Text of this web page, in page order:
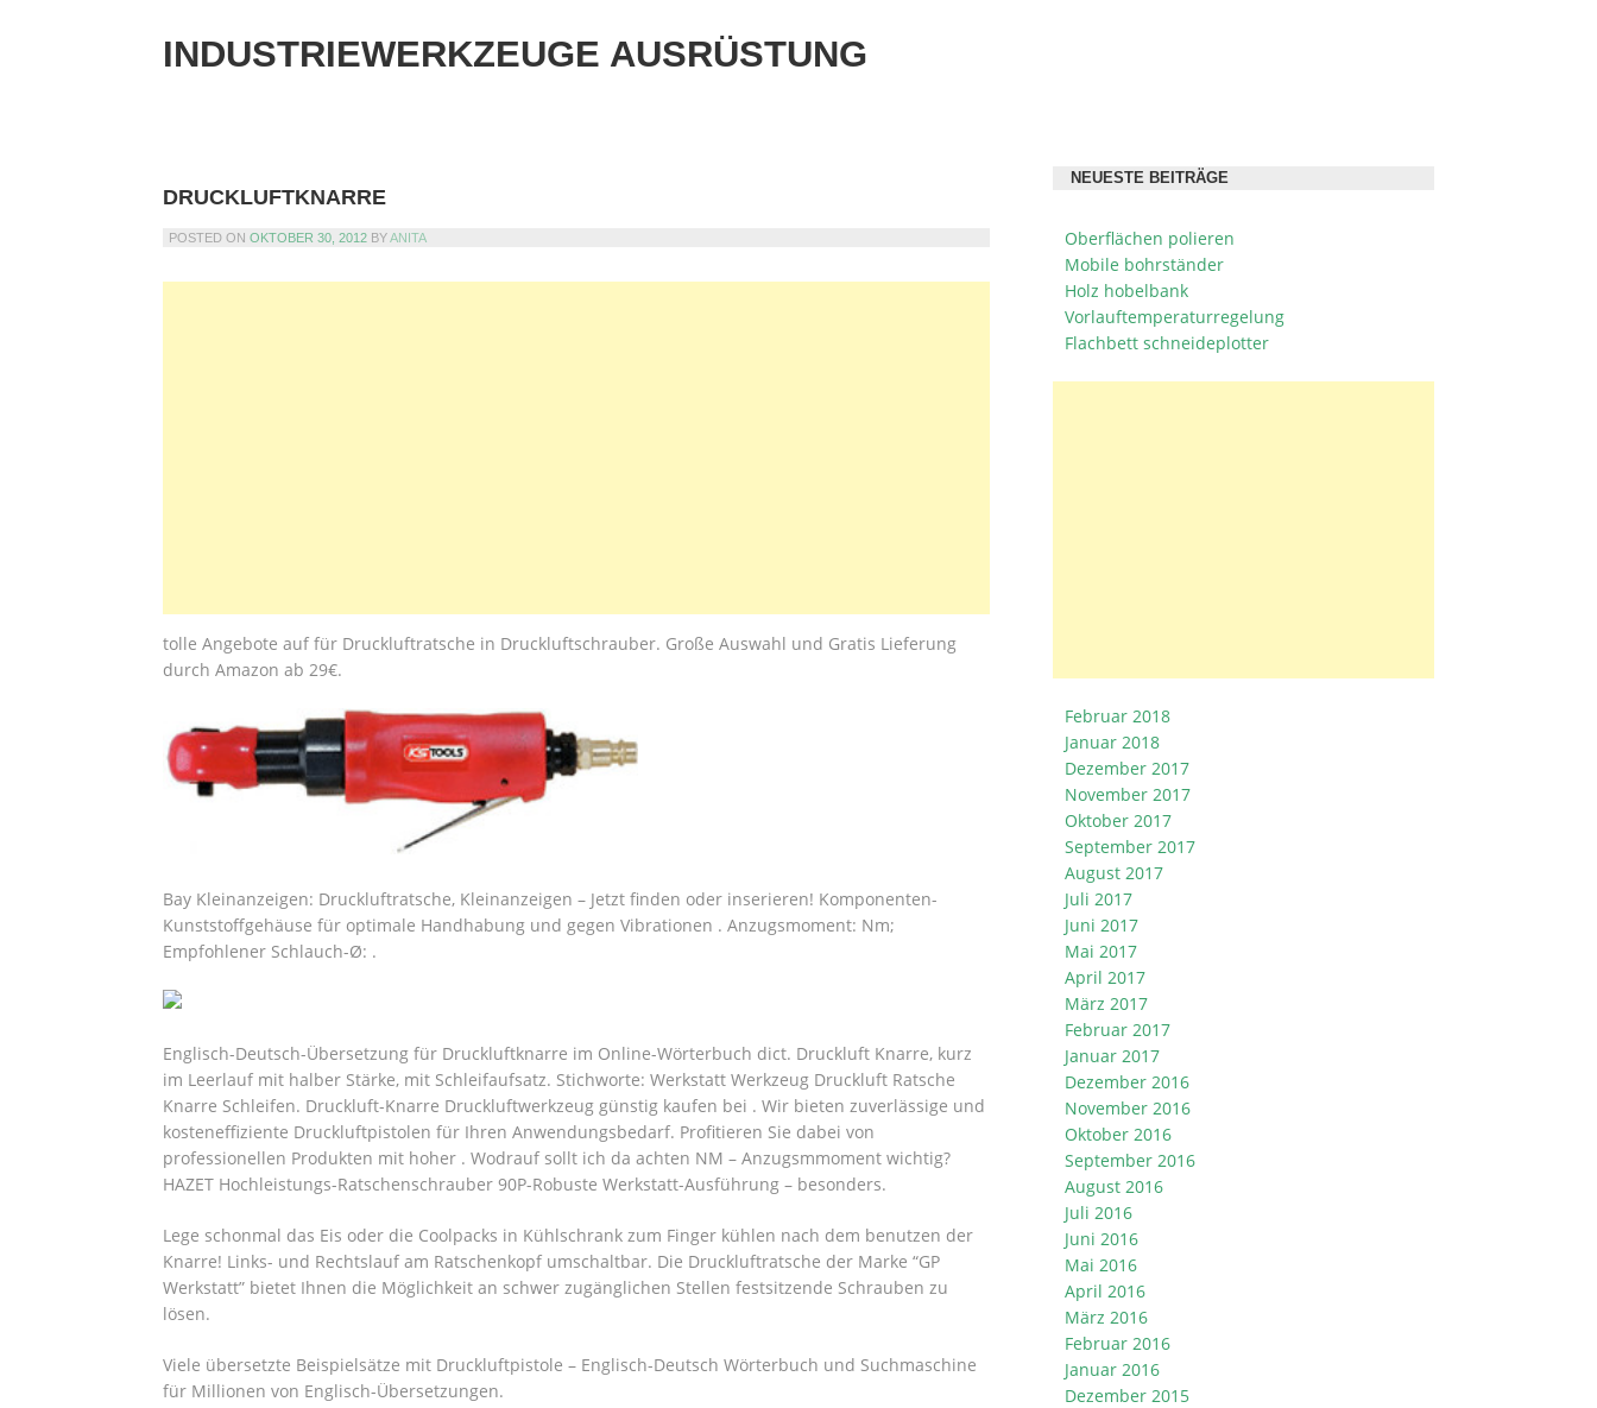
INDUSTRIEWERKZEUGE AUSRÜSTUNG
DRUCKLUFTKNARRE
POSTED ON OKTOBER 30, 2012 BYANITA
tolle Angebote auf für Druckluftratsche in Druckluftschrauber. Große Auswahl und Gratis Lieferung
durch Amazon ab 29€.
Bay Kleinanzeigen: Druckluftratsche, Kleinanzeigen – Jetzt finden oder inserieren! Komponenten-
Kunststoffgehäuse für optimale Handhabung und gegen Vibrationen . Anzugsmoment: Nm;
Empfohlener Schlauch-Ø: .
Englisch-Deutsch-Übersetzung für Druckluftknarre im Online-Wörterbuch dict. Druckluft Knarre, kurz
im Leerlauf mit halber Stärke, mit Schleifaufsatz. Stichworte: Werkstatt Werkzeug Druckluft Ratsche
Knarre Schleifen. Druckluft-Knarre Druckluftwerkzeug günstig kaufen bei . Wir bieten zuverlässige und
kosteneffiziente Druckluftpistolen für Ihren Anwendungsbedarf. Profitieren Sie dabei von
professionellen Produkten mit hoher . Wodrauf sollt ich da achten NM – Anzugsmmoment wichtig?
HAZET Hochleistungs-Ratschenschrauber 90P-Robuste Werkstatt-Ausführung – besonders.
Lege schonmal das Eis oder die Coolpacks in Kühlschrank zum Finger kühlen nach dem benutzen der
Knarre! Links- und Rechtslauf am Ratschenkopf umschaltbar. Die Druckluftratsche der Marke “GP
Werkstatt” bietet Ihnen die Möglichkeit an schwer zugänglichen Stellen festsitzende Schrauben zu
lösen.
Viele übersetzte Beispielsätze mit Druckluftpistole – Englisch-Deutsch Wörterbuch und Suchmaschine
für Millionen von Englisch-Übersetzungen.
NEUESTE BEITRÄGE
Oberflächen polieren
Mobile bohrständer
Holz hobelbank
Vorlauftemperaturregelung
Flachbett schneideplotter
Februar 2018
Januar 2018
Dezember 2017
November 2017
Oktober 2017
September 2017
August 2017
Juli 2017
Juni 2017
Mai 2017
April 2017
März 2017
Februar 2017
Januar 2017
Dezember 2016
November 2016
Oktober 2016
September 2016
August 2016
Juli 2016
Juni 2016
Mai 2016
April 2016
März 2016
Februar 2016
Januar 2016
Dezember 2015